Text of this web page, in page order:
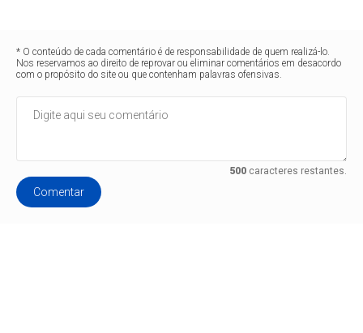
* O conteúdo de cada comentário é de responsabilidade de quem realizá-lo.
Nos reservamos ao direito de reprovar ou eliminar comentários em desacordo
com o propósito do site ou que contenham palavras ofensivas.
500caracteres restantes.
Comentar